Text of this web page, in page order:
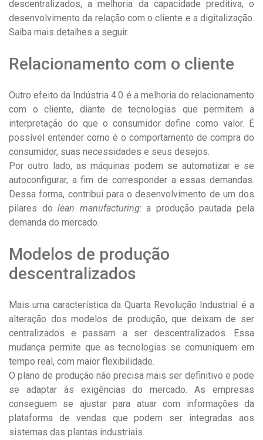
descentralizados, a melhoria da capacidade preditiva, o
desenvolvimento da relação com o cliente e a digitalização.
Saiba mais detalhes a seguir.
Relacionamento com o cliente
Outro efeito da Indústria 4.0 é a melhoria do relacionamento
com o cliente, diante de tecnologias que permitem a
interpretação do que o consumidor define como valor. É
possível entender como é o comportamento de compra do
consumidor, suas necessidades e seus desejos.
Por outro lado, as máquinas podem se automatizar e se
autoconfigurar, a fim de corresponder a essas demandas.
Dessa forma, contribui para o desenvolvimento de um dos
pilares dolean manufacturing: a produção pautada pela
demanda do mercado.
Modelos de produção
descentralizados
Mais uma característica da Quarta Revolução Industrial é a
alteração dos modelos de produção, que deixam de ser
centralizados e passam a ser descentralizados. Essa
mudança permite que as tecnologias se comuniquem em
tempo real, com maior flexibilidade.
O plano de produção não precisa mais ser definitivo e pode
se adaptar às exigências do mercado. As empresas
conseguem se ajustar para atuar com informações da
plataforma de vendas que podem ser integradas aos
sistemas das plantas industriais.